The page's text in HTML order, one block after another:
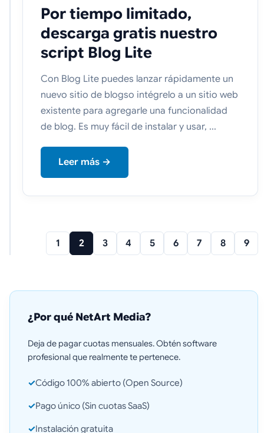
Por tiempo limitado,
descarga gratis nuestro
script Blog Lite
Con Blog Lite puedes lanzar rápidamente un
nuevo sitio de blogso intégrelo a un sitio web
existente para agregarle una funcionalidad
de blog. Es muy fácil de instalar y usar, ...
Leer más →
1 2 3 4 5 6 7 8 9
¿Por qué NetArt Media?
Deja de pagar cuotas mensuales. Obtén software
profesional que realmente te pertenece.
✓Código 100% abierto (Open Source)
✓Pago único (Sin cuotas SaaS)
✓Instalación gratuita